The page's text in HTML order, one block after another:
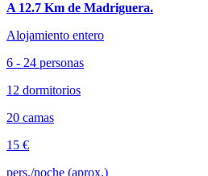
A 12.7 Km de Madriguera.
Alojamiento entero
6 - 24 personas
12 dormitorios
20 camas
15 €
pers./noche (aprox.)